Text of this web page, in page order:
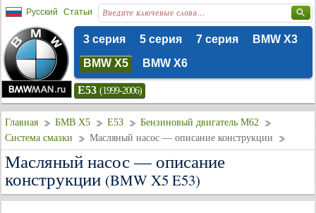
Русский Статьи
3 серия 5 серия 7 серия
BMW X3
BMW X5
BMW X6
E53 (1999-2006)
Главная БМВ Х5 E53
Бензиновый двигатель M62
Система смазки
Масляный насос — описание конструкции
Масляный насос — описание
конструкции (BMW X5 E53)